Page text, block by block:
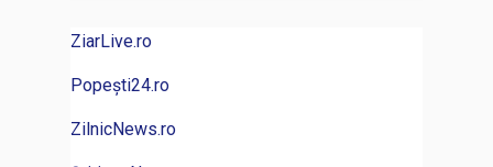
ZiarLive.ro
Popești24.ro
ZilnicNews.ro